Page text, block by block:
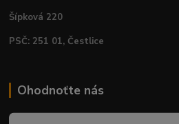
Šípková 220
PSČ: 251 01, Čestlice
Ohodnoťte nás